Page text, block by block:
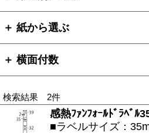
＋ 紙から選ぶ
＋ 横面付数
検索結果 2件
感熱ﾌｧﾝﾌｫｰﾙﾄﾞﾗﾍﾞﾙ
■ラベルサイズ：